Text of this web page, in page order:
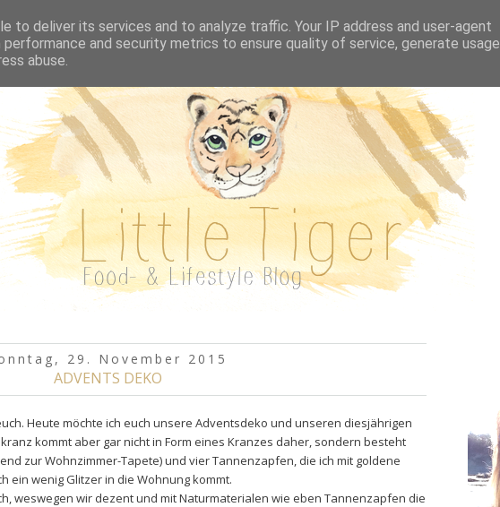
29. November 2015
ADVENTS DEKO
Heute möchte ich euch unsere Adventsdeko und unseren diesjährigen
kommt aber gar nicht in Form eines Kranzes daher, sondern besteht
zur Wohnzimmer-Tapete) und vier Tannenzapfen, die ich mit goldene
ein wenig Glitzer in die Wohnung kommt.
weswegen wir dezent und mit Naturmaterialen wie eben Tannenzapfen die
to deliver its services and to analyze traffic. Your IP address and user-agent
and security metrics to ensure quality of service, generate usage
abuse.